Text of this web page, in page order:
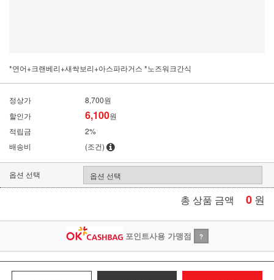
*연어+크랜베리+새싹보리+아스파라거스 *노즈워크간식
정상가
8,700원
할인가
6,100원
적립금
2%
배송비
(조건)
옵션 선택
총 상품 금액 0 원
포인트사용 가맹점 ?